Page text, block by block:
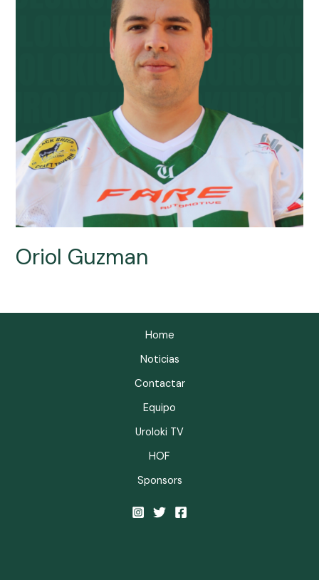
Oriol Guzman
Home
Noticias
Contactar
Equipo
Uroloki TV
HOF
Sponsors